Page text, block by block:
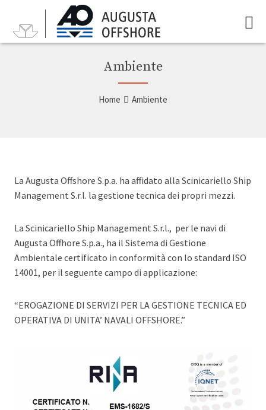
Ambiente
Home Ambiente
La Augusta Offshore S.p.a. ha affidato alla Scinicariello Ship
Management S.r.l. la gestione tecnica dei propri mezzi.
La Scinicariello Ship Management S.r.l., per le navi di
Augusta Offhore S.p.a., ha il Sistema di Gestione
Ambientale certificato in conformità con lo standard ISO
14001, per il seguente campo di applicazione:
“EROGAZIONE DI SERVIZI PER LA GESTIONE TECNICA ED
OPERATIVA DI UNITA’ NAVALI OFFSHORE.”